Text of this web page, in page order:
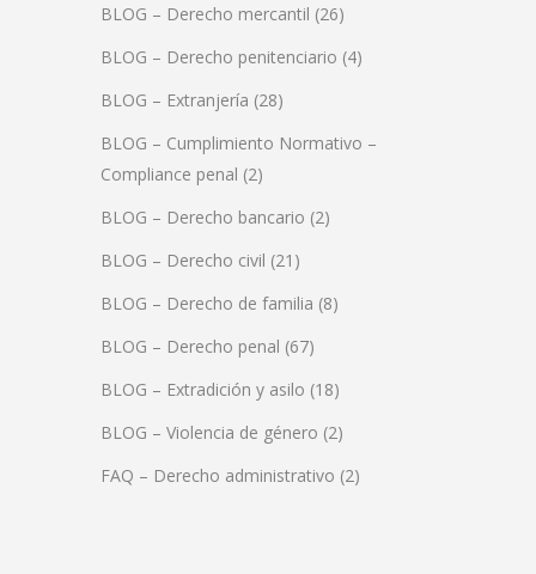
BLOG – Derecho mercantil (26)
BLOG – Derecho penitenciario (4)
BLOG – Extranjería (28)
BLOG – Cumplimiento Normativo –
Compliance penal (2)
BLOG – Derecho bancario (2)
BLOG – Derecho civil (21)
BLOG – Derecho de familia (8)
BLOG – Derecho penal (67)
BLOG – Extradición y asilo (18)
BLOG – Violencia de género (2)
FAQ – Derecho administrativo (2)